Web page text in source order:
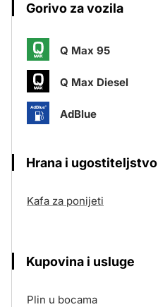
Gorivo za vozila
Q Max 95
Q Max Diesel
AdBlue
Hrana i ugostiteljstvo
Kafa za ponijeti
Kupovina i usluge
Plin u bocama